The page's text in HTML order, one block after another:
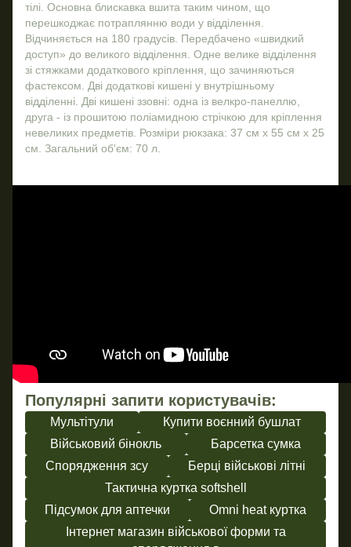
тілі. Основна блискавка вшита таким чином, що
перешкоджає потраплянню води у відділення.
Відчиняється на 180 градусів. Передбачено «швидкий
доступ» до великого відділення. Одне велике відділення
зі стяжками додаткового кріплення, що зачиняються
фастексом. Дві додаткові кишені у внутрішньому
відділенні. Дві кишені ззовні: одна із велкро-панеллю,
друга - із прошитою поліамидною стрічкою для кріплення
невеликих предметів. Розміри рюкзака: 37 см х 55 см х 25
см. Загальний об'єм: 70 л.
Популярні запити користувачів:
Мультітули
Купити воєнний бушлат
Військовий бінокль
Барсетка сумка
Спорядження зсу
Берці військові літні
Тактична куртка softshell
Підсумок для аптечки
Omni heat куртка
Інтернет магазин військової форми та